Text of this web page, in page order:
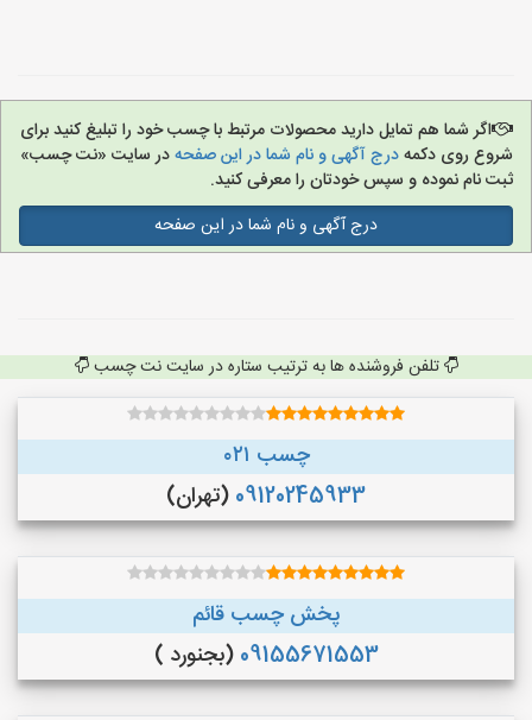
اگر شما هم تمایل دارید محصولات مرتبط با چسب خود را تبلیغ کنید برای
شروع روی دکمهدرج آگهی و نام شما در این صفحهدر سایت «نت چسب»
ثبت نام نموده و سپس خودتان را معرفی کنید.
درج آگهی و نام شما در این صفحه
تلفن فروشنده ها به ترتیب ستاره در سایت نت چسب
چسب ۰۲۱
09120245933 (تهران)
پخش چسب قائم
09155671553 (بجنورد )